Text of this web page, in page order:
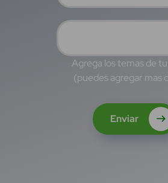
Agrega los temas de
(puedes agregar mas
Enviar